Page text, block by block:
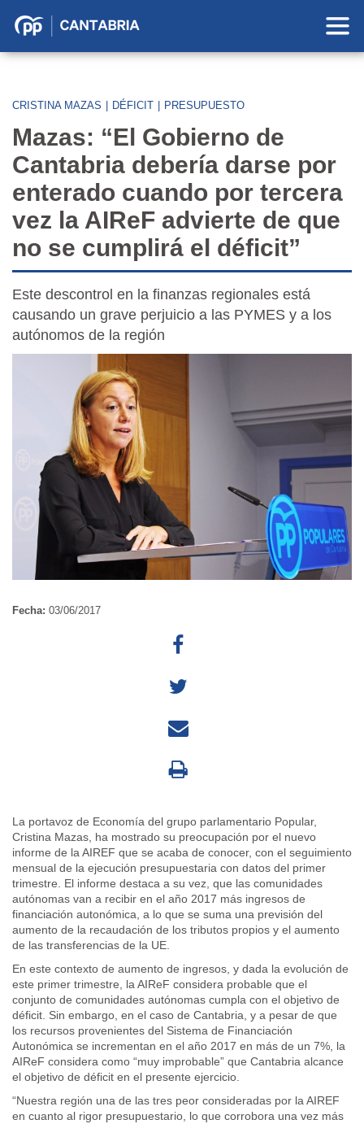
Partido
Cantabria
CRISTINA MAZAS DÉFICIT PRESUPUESTO
Mazas: “El Gobierno de
Cantabria debería darse por
enterado cuando por tercera
vez la AIReF advierte de que
no se cumplirá el déficit”
Este descontrol en la finanzas regionales está
causando un grave perjuicio a las PYMES y a los
autónomos de la región
Fecha: 03/06/2017
La portavoz de Economía del grupo parlamentario Popular,
Cristina Mazas, ha mostrado su preocupación por el nuevo
informe de la AIREF que se acaba de conocer, con el seguimiento
mensual de la ejecución presupuestaria con datos del primer
trimestre. El informe destaca a su vez, que las comunidades
autónomas van a recibir en el año 2017 más ingresos de
financiación autonómica, a lo que se suma una previsión del
aumento de la recaudación de los tributos propios y el aumento
de las transferencias de la UE.
En este contexto de aumento de ingresos, y dada la evolución de
este primer trimestre, la AIReF considera probable que el
conjunto de comunidades autónomas cumpla con el objetivo de
déficit. Sin embargo, en el caso de Cantabria, y a pesar de que
los recursos provenientes del Sistema de Financiación
Autonómica se incrementan en el año 2017 en más de un 7%, la
AIReF considera como “muy improbable” que Cantabria alcance
el objetivo de déficit en el presente ejercicio.
“Nuestra región una de las tres peor consideradas por la AIREF
en cuanto al rigor presupuestario, lo que corrobora una vez más